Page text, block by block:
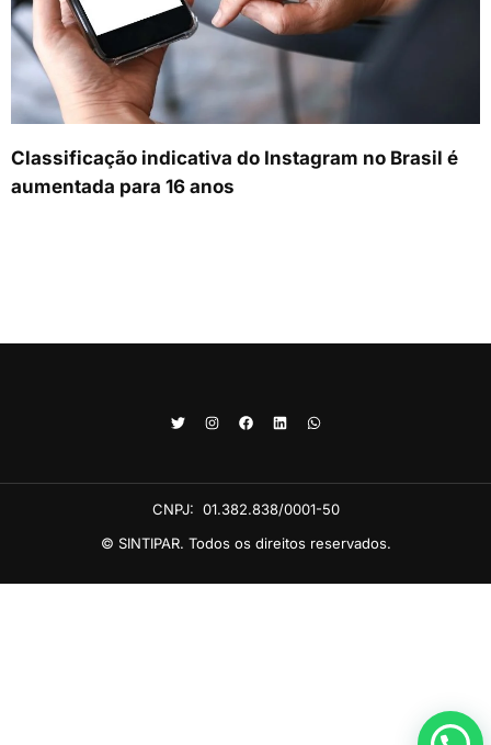
Classificação indicativa do Instagram no Brasil é
aumentada para 16 anos
CNPJ: 01.382.838/0001-50
© SINTIPAR. Todos os direitos reservados.